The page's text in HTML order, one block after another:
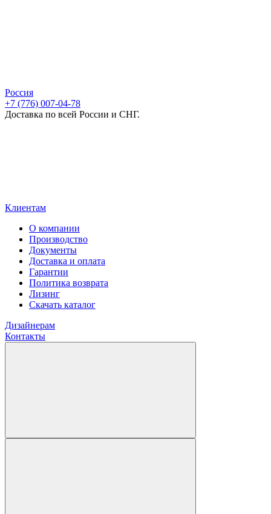
Россия
+7 (776) 007-04-78
Доставка по всей России и СНГ.
Клиентам
О компании
Производство
Документы
Доставка и оплата
Гарантии
Политика возврата
Лизинг
Скачать каталог
Дизайнерам
Контакты